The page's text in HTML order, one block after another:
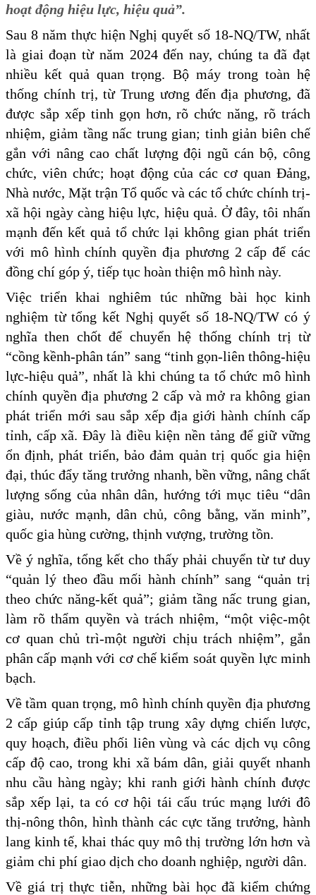
hoạt động hiệu lực, hiệu quả”.
Sau 8 năm thực hiện Nghị quyết số 18-NQ/TW, nhất
là giai đoạn từ năm 2024 đến nay, chúng ta đã đạt
nhiều kết quả quan trọng. Bộ máy trong toàn hệ
thống chính trị, từ Trung ương đến địa phương, đã
được sắp xếp tinh gọn hơn, rõ chức năng, rõ trách
nhiệm, giảm tầng nấc trung gian; tinh giản biên chế
gắn với nâng cao chất lượng đội ngũ cán bộ, công
chức, viên chức; hoạt động của các cơ quan Đảng,
Nhà nước, Mặt trận Tổ quốc và các tổ chức chính trị-
xã hội ngày càng hiệu lực, hiệu quả. Ở đây, tôi nhấn
mạnh đến kết quả tổ chức lại không gian phát triển
với mô hình chính quyền địa phương 2 cấp để các
đồng chí góp ý, tiếp tục hoàn thiện mô hình này.
Việc triển khai nghiêm túc những bài học kinh
nghiệm từ tổng kết Nghị quyết số 18-NQ/TW có ý
nghĩa then chốt để chuyển hệ thống chính trị từ
“cồng kềnh-phân tán” sang “tinh gọn-liên thông-hiệu
lực-hiệu quả”, nhất là khi chúng ta tổ chức mô hình
chính quyền địa phương 2 cấp và mở ra không gian
phát triển mới sau sắp xếp địa giới hành chính cấp
tỉnh, cấp xã. Đây là điều kiện nền tảng để giữ vững
ổn định, phát triển, bảo đảm quản trị quốc gia hiện
đại, thúc đẩy tăng trưởng nhanh, bền vững, nâng chất
lượng sống của nhân dân, hướng tới mục tiêu “dân
giàu, nước mạnh, dân chủ, công bằng, văn minh”,
quốc gia hùng cường, thịnh vượng, trường tồn.
Về ý nghĩa, tổng kết cho thấy phải chuyển từ tư duy
“quản lý theo đầu mối hành chính” sang “quản trị
theo chức năng-kết quả”; giảm tầng nấc trung gian,
làm rõ thẩm quyền và trách nhiệm, “một việc-một
cơ quan chủ trì-một người chịu trách nhiệm”, gắn
phân cấp mạnh với cơ chế kiểm soát quyền lực minh
bạch.
Về tầm quan trọng, mô hình chính quyền địa phương
2 cấp giúp cấp tỉnh tập trung xây dựng chiến lược,
quy hoạch, điều phối liên vùng và các dịch vụ công
cấp độ cao, trong khi xã bám dân, giải quyết nhanh
nhu cầu hàng ngày; khi ranh giới hành chính được
sắp xếp lại, ta có cơ hội tái cấu trúc mạng lưới đô
thị-nông thôn, hình thành các cực tăng trưởng, hành
lang kinh tế, khai thác quy mô thị trường lớn hơn và
giảm chi phí giao dịch cho doanh nghiệp, người dân.
Về giá trị thực tiễn, những bài học đã kiểm chứng